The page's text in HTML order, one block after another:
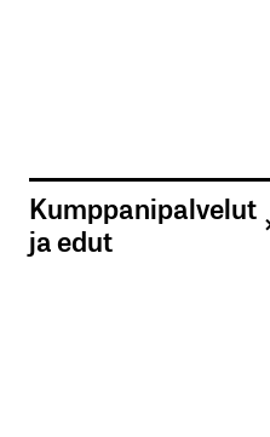
Kumppanipalvelut
ja edut